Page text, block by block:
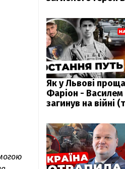
Як у Львові
Фаріон -
загинув на війні